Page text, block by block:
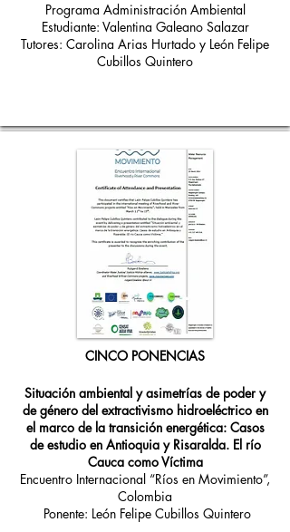
Programa Administración Ambiental
Estudiante: Valentina Galeano Salazar
Tutores: Carolina Arias Hurtado y León Felipe
Cubillos Quintero
CINCO PONENCIAS
Situación ambiental y asimetrías de poder y
de género del extractivismo hidroeléctrico en
el marco de la transición energética: Casos
de estudio en Antioquia y Risaralda. El río
Cauca como Víctima
Encuentro Internacional “Ríos en Movimiento”,
Colombia
Ponente: León Felipe Cubillos Quintero